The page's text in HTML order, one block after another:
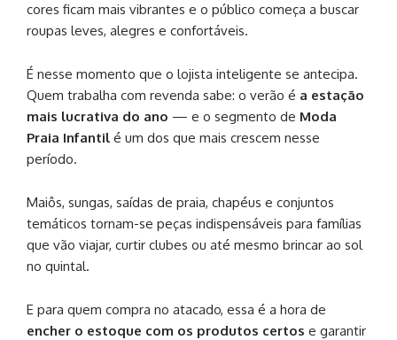
cores ficam mais vibrantes e o público começa a buscar
roupas leves, alegres e confortáveis.
É nesse momento que o lojista inteligente se antecipa.
Quem trabalha com revenda sabe: o verão é a estação
mais lucrativa do ano — e o segmento de Moda
Praia Infantil é um dos que mais crescem nesse
período.
Maiôs, sungas, saídas de praia, chapéus e conjuntos
temáticos tornam-se peças indispensáveis para famílias
que vão viajar, curtir clubes ou até mesmo brincar ao sol
no quintal.
E para quem compra no atacado, essa é a hora de
encher o estoque com os produtos certos e garantir